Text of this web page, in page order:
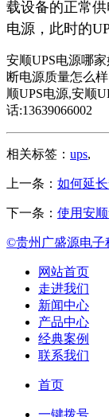
载设备的正常
电源，此时的
安顺UPS电源哪
断电源质量怎么
顺UPS电源,安顺
话:13639066002
相关标签： ups,
上一条： 如何延
下一条： 使用安
©贵州广盛源电子
网站首页
走进我们
新闻中心
产品中心
经典案例
联系我们
首页
一键拨号